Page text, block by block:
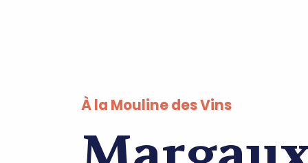
À la Mouline des Vins